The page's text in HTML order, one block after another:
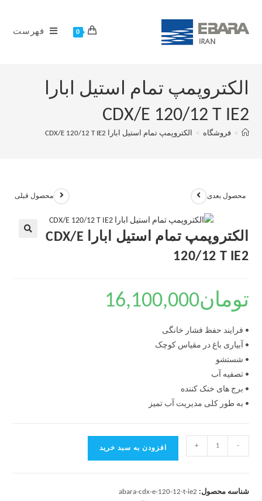
0 فهرست
الکتروپمپ تمام استیل ابارا
CDX/E 120/12 T IE2
> فروشگاه > الکتروپمپ تمام استیل ابارا CDX/E 120/12 T IE2
محصول قبلی محصول بعدی
الکتروپمپ تمام استیل ابارا CDX/E
120/12 T IE2
تومان16,100,000
• فرایند حفظ فشار خانگی
• آبیاری باغ در مقیاس کوچک
• شستشو
• تصفیه آب
• برج های خنک کننده
• به طور کلی مدیریت آب تمیز
-
+ افزودن به سبد خرید
شناسه محصول: abara-cdx-e-120-12-t-ie2